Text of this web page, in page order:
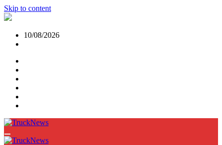
Skip to content
10/08/2026